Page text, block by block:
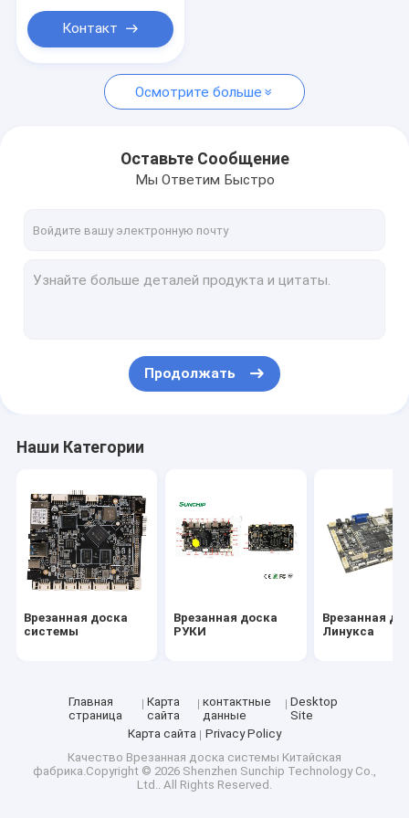
Контакт
Осмотрите больше
Оставьте Сообщение
Мы Ответим Быстро
Продолжать
Наши Категории
Врезанная доска
системы
Врезанная доска
РУКИ
Врезанная
Линукса
Главная
страница
Карта
сайта
контактные
данные
Desktop
Site
Карта сайта
Privacy Policy
Качество Врезанная доска системы Китайская
фабрика.Copyright © 2026 Shenzhen Sunchip Technology Co.,
Ltd.. All Rights Reserved.